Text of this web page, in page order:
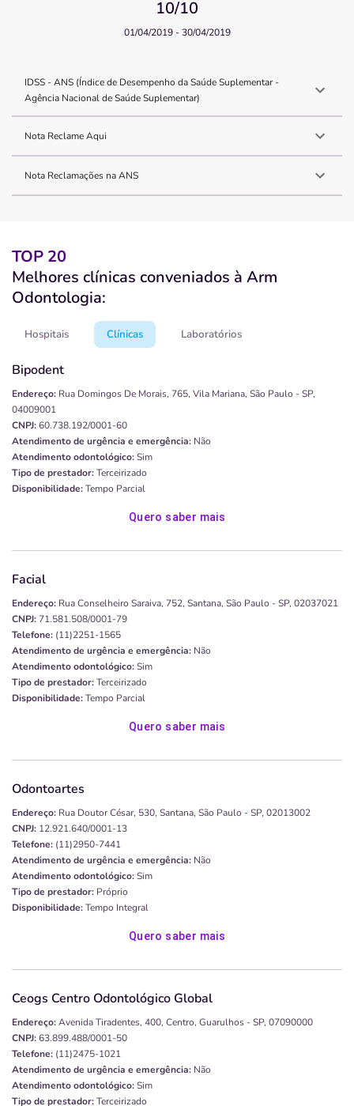
10/10
01/04/2019 - 30/04/2019
IDSS - ANS (Índice de Desempenho da Saúde Suplementar -
Agência Nacional de Saúde Suplementar)
Nota Reclame Aqui
Nota Reclamações na ANS
TOP 20
Melhores clínicas conveniados à Arm
Odontologia:
Hospitais Clínicas Laboratórios
Bipodent
Endereço: Rua Domingos De Morais, 765, Vila Mariana, São Paulo - SP,
04009001
CNPJ:60.738.192/0001-60
Atendimento de urgência e emergência: Não
Atendimento odontológico:Sim
Tipo de prestador:Terceirizado
Disponibilidade:Tempo Parcial
Quero saber mais
Facial
Endereço: Rua Conselheiro Saraiva, 752, Santana, São Paulo - SP, 02037021
CNPJ: 71.581.508/0001-79
Telefone: (11)2251-1565
Atendimento de urgência e emergência: Não
Atendimento odontológico:Sim
Tipo de prestador:Terceirizado
Disponibilidade:Tempo Parcial
Quero saber mais
Odontoartes
Endereço: Rua Doutor César, 530, Santana, São Paulo - SP, 02013002
CNPJ: 12.921.640/0001-13
Telefone: (11)2950-7441
Atendimento de urgência e emergência: Não
Atendimento odontológico:Sim
Tipo de prestador: Próprio
Disponibilidade:Tempo Integral
Quero saber mais
Ceogs Centro Odontológico Global
Endereço:Avenida Tiradentes, 400, Centro, Guarulhos - SP, 07090000
CNPJ:63.899.488/0001-50
Telefone: (11)2475-1021
Atendimento de urgência e emergência: Não
Atendimento odontológico:Sim
Tipo de prestador:Terceirizado